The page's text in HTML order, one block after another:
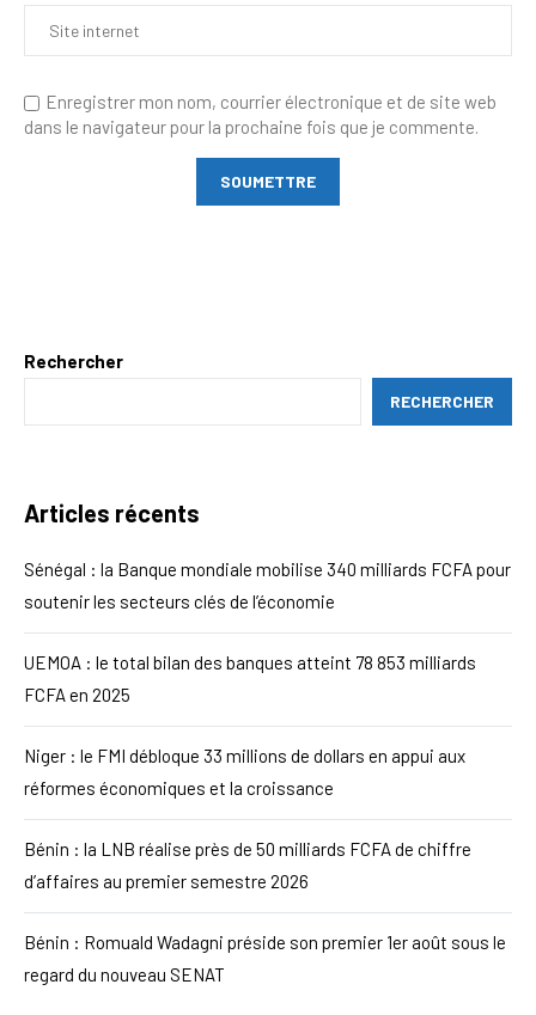
Enregistrer mon nom, courrier électronique et de site web
dans le navigateur pour la prochaine fois que je commente.
Rechercher
RECHERCHER
Articles récents
Sénégal : la Banque mondiale mobilise 340 milliards FCFA pour
soutenir les secteurs clés de l’économie
UEMOA : le total bilan des banques atteint 78 853 milliards
FCFA en 2025
Niger : le FMI débloque 33 millions de dollars en appui aux
réformes économiques et la croissance
Bénin : la LNB réalise près de 50 milliards FCFA de chiffre
d’affaires au premier semestre 2026
Bénin : Romuald Wadagni préside son premier 1er août sous le
regard du nouveau SENAT